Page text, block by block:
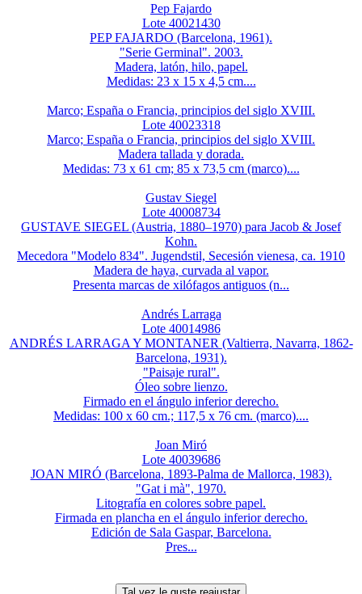
Pep Fajardo
Lote 40021430
PEP FAJARDO (Barcelona, 1961).
"Serie Germinal". 2003.
Madera, latón, hilo, papel.
Medidas: 23 x 15 x 4,5 cm....
Marco; España o Francia, principios del siglo XVIII.
Lote 40023318
Marco; España o Francia, principios del siglo XVIII.
Madera tallada y dorada.
Medidas: 73 x 61 cm; 85 x 73,5 cm (marco)....
Gustav Siegel
Lote 40008734
GUSTAVE SIEGEL (Austria, 1880–1970) para Jacob & Josef
Kohn.
Mecedora "Modelo 834". Jugendstil, Secesión vienesa, ca. 1910
Madera de haya, curvada al vapor.
Presenta marcas de xilófagos antiguos (n...
Andrés Larraga
Lote 40014986
ANDRÉS LARRAGA Y MONTANER (Valtierra, Navarra, 1862-
Barcelona, 1931).
"Paisaje rural".
Óleo sobre lienzo.
Firmado en el ángulo inferior derecho.
Medidas: 100 x 60 cm.; 117,5 x 76 cm. (marco)....
Joan Miró
Lote 40039686
JOAN MIRÓ (Barcelona, 1893-Palma de Mallorca, 1983).
"Gat i mà", 1970.
Litografía en colores sobre papel.
Firmada en plancha en el ángulo inferior derecho.
Edición de Sala Gaspar, Barcelona.
Pres...